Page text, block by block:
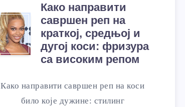
Како направити
савршен реп на
краткој, средњој и
дугој коси: фризура
са високим репом
Како направити савршен реп на коси
било које дужине: стилинг